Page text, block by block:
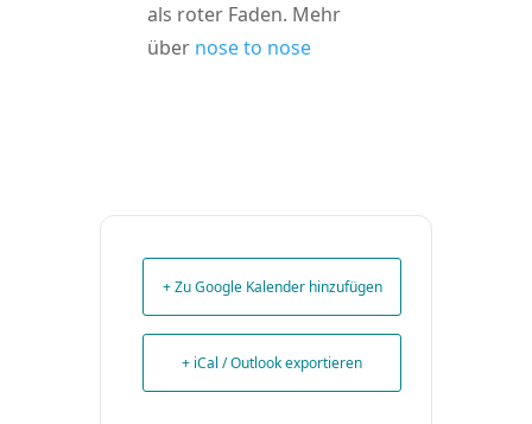
als roter Faden. Mehr
über nose to nose
+ Zu Google Kalender hinzufügen
+ iCal / Outlook exportieren